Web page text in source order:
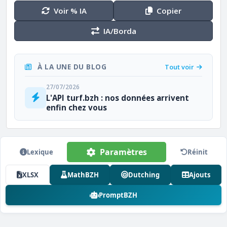
Voir % IA
Copier
IA/Borda
À LA UNE DU BLOG Tout voir
27/07/2026
L'API turf.bzh : nos données arrivent
enfin chez vous
Lexique Paramètres Réinit
XLSX MathBZH Dutching Ajouts
PromptBZH